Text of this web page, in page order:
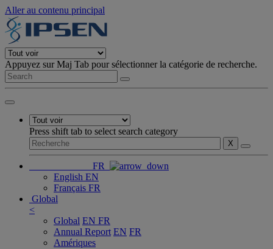
Aller au contenu principal
Appuyez sur Maj Tab pour sélectionner la catégorie de recherche.
Press shift tab to select search category
X
FR
English EN
Français FR
Global
<
Global EN FR
Annual Report EN FR
Amériques